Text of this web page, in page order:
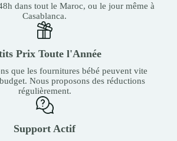
dans tout le Maroc, ou le jour même à
Casablanca.
Prix Toute l'Année
que les fournitures bébé peuvent vite
Nous proposons des réductions
régulièrement.
Support Actif